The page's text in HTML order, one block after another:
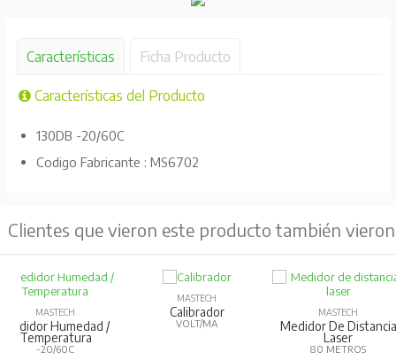
Características Ficha Producto
Características del Producto
130DB -20/60C
Codigo Fabricante : MS6702
Clientes que vieron este producto también vieron
MASTECH
Calibrador
VOLT/MA
MASTECH
Medidor De Distancia
MASTECH
Medidor
40